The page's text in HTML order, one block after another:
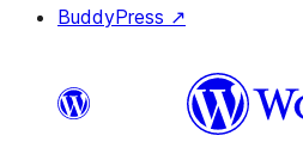
BuddyPress ↗